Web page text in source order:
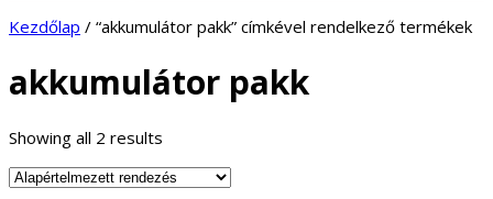
Kezdőlap / “akkumulátor pakk” címkével rendelkező termékek
akkumulátor pakk
Showing all 2 results